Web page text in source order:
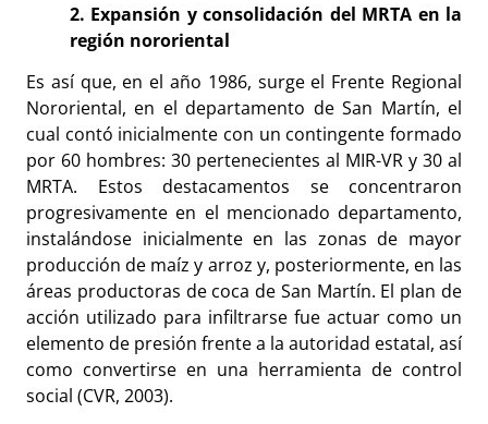
2. Expansión y consolidación del MRTA en la
región nororiental
Es así que, en el año 1986, surge el Frente Regional
Nororiental, en el departamento de San Martín, el
cual contó inicialmente con un contingente formado
por 60 hombres: 30 pertenecientes al MIR-VR y 30 al
MRTA. Estos destacamentos se concentraron
progresivamente en el mencionado departamento,
instalándose inicialmente en las zonas de mayor
producción de maíz y arroz y, posteriormente, en las
áreas productoras de coca de San Martín. El plan de
acción utilizado para infiltrarse fue actuar como un
elemento de presión frente a la autoridad estatal, así
como convertirse en una herramienta de control
social (CVR, 2003).